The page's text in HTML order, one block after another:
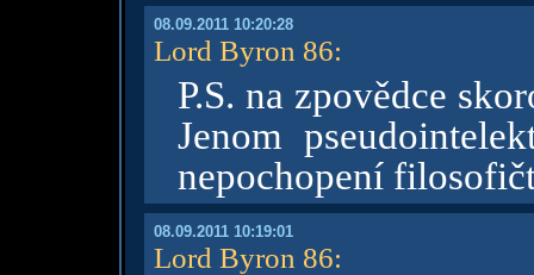
08.09.2011 10:20:28
Lord Byron 86:
P.S. na zpovědce
Jenom
nepochopení
08.09.2011 10:19:01
Lord Byron 86: